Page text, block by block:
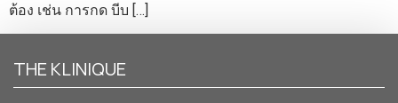
ต้อง เช่น การกด บีบ […]
THE KLINIQUE